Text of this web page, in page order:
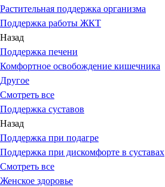
Растительная поддержка организма
Поддержка работы ЖКТ
Назад
Поддержка печени
Комфортное освобождение кишечника
Другое
Смотреть все
Поддержка суставов
Назад
Поддержка при подагре
Поддержка при дискомфорте в суставах
Смотреть все
Женское здоровье